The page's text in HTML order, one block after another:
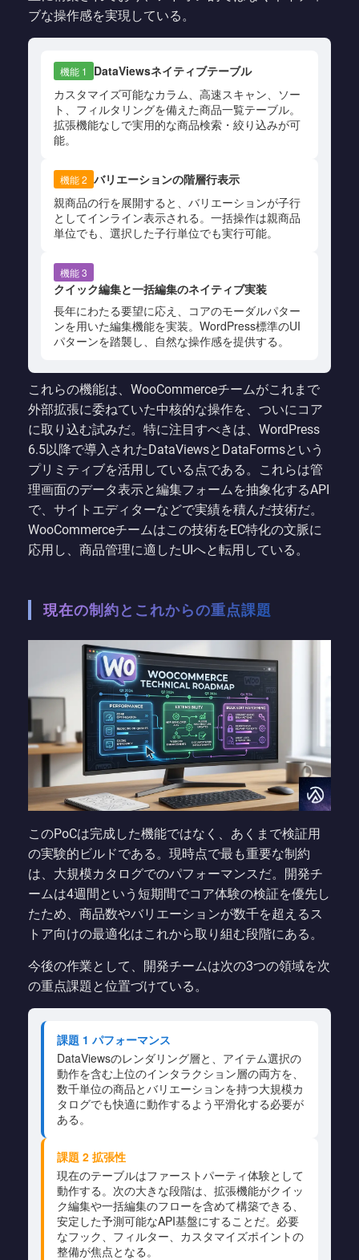
ブな操作感を実現している。
機能 1
DataViewsネイティブテーブル
カスタマイズ可能なカラム、高速スキャン、ソー
ト、フィルタリングを備えた商品一覧テーブル。
拡張機能なしで実用的な商品検索・絞り込みが可
能。
機能 2 バリエーションの階層行表示
親商品の行を展開すると、バリエーションが子行
としてインライン表示される。一括操作は親商品
単位でも、選択した子行単位でも実行可能。
機能 3
クイック編集と一括編集のネイティブ実装
長年にわたる要望に応え、コアのモーダルパター
ンを用いた編集機能を実装。WordPress標準のUI
パターンを踏襲し、自然な操作感を提供する。
これらの機能は、WooCommerceチームがこれまで
外部拡張に委ねていた中核的な操作を、ついにコア
に取り込む試みだ。特に注目すべきは、WordPress
6.5以降で導入されたDataViewsとDataFormsという
プリミティブを活用している点である。これらは管
理画面のデータ表示と編集フォームを抽象化するAPI
で、サイトエディターなどで実績を積んだ技術だ。
WooCommerceチームはこの技術をEC特化の文脈に
応用し、商品管理に適したUIへと転用している。
現在の制約とこれからの重点課題
このPoCは完成した機能ではなく、あくまで検証用
の実験的ビルドである。現時点で最も重要な制約
は、大規模カタログでのパフォーマンスだ。開発チ
ームは4週間という短期間でコア体験の検証を優先し
たため、商品数やバリエーションが数千を超えるス
トア向けの最適化はこれから取り組む段階にある。
今後の作業として、開発チームは次の3つの領域を次
の重点課題と位置づけている。
課題 1 パフォーマンス
DataViewsのレンダリング層と、アイテム選択の
動作を含む上位のインタラクション層の両方を、
数千単位の商品とバリエーションを持つ大規模カ
タログでも快適に動作するよう平滑化する必要が
ある。
課題 2 拡張性
現在のテーブルはファーストパーティ体験として
動作する。次の大きな段階は、拡張機能がクイッ
ク編集や一括編集のフローを含めて構築できる、
安定した予測可能なAPI基盤にすることだ。必要
なフック、フィルター、カスタマイズポイントの
整備が焦点となる。